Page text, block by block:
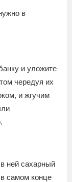
в
и уложите
чередуя их
и жгучим
ней сахарный
самом конце